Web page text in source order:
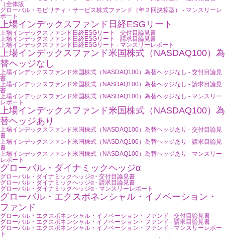
（全体版
グローバル・モビリティ・サービス株式ファンド（年２回決算型） - マンスリーレ
ポート
上場インデックスファンド日経ESGリート
上場インデックスファンド日経ESGリート - 交付目論見書
上場インデックスファンド日経ESGリート - 請求目論見書
上場インデックスファンド日経ESGリート - マンスリーレポート
上場インデックスファンド米国株式（NASDAQ100）為
替ヘッジなし
上場インデックスファンド米国株式（NASDAQ100）為替ヘッジなし - 交付目論見
書
上場インデックスファンド米国株式（NASDAQ100）為替ヘッジなし - 請求目論見
書
上場インデックスファンド米国株式（NASDAQ100）為替ヘッジなし - マンスリー
レポート
上場インデックスファンド米国株式（NASDAQ100）為
替ヘッジあり
上場インデックスファンド米国株式（NASDAQ100）為替ヘッジあり - 交付目論見
書
上場インデックスファンド米国株式（NASDAQ100）為替ヘッジあり - 請求目論見
書
上場インデックスファンド米国株式（NASDAQ100）為替ヘッジあり - マンスリー
レポート
グローバル・ダイナミックヘッジα
グローバル・ダイナミックヘッジα - 交付目論見書
グローバル・ダイナミックヘッジα - 請求目論見書
グローバル・ダイナミックヘッジα - マンスリーレポート
グローバル・エクスポネンシャル・イノベーション・
ファンド
グローバル・エクスポネンシャル・イノベーション・ファンド - 交付目論見書
グローバル・エクスポネンシャル・イノベーション・ファンド - 請求目論見書
グローバル・エクスポネンシャル・イノベーション・ファンド - マンスリーレポー
ト